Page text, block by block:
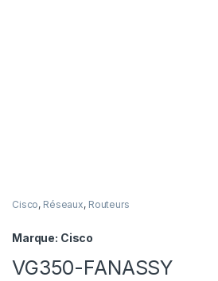
Cisco, Réseaux, Routeurs
Marque: Cisco
VG350-FANASSY